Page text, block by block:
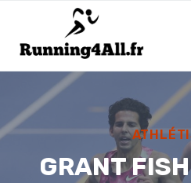
contenu
GRANT